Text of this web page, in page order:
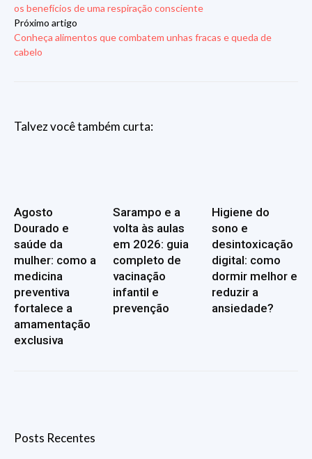
os benefícios de uma respiração consciente
Próximo artigo
Conheça alimentos que combatem unhas fracas e queda de
cabelo
Talvez você também curta:
Agosto
Dourado e
saúde da
mulher: como a
medicina
preventiva
fortalece a
amamentação
exclusiva
Sarampo e a
volta às aulas
em 2026: guia
completo de
vacinação
infantil e
prevenção
Higiene do
sono e
desintoxicação
digital: como
dormir melhor e
reduzir a
ansiedade?
Posts Recentes